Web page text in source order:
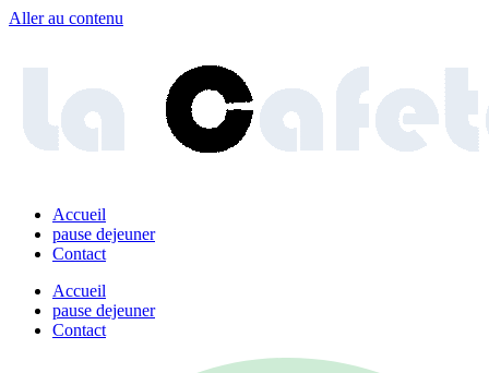
Aller au contenu
Accueil
pause dejeuner
Contact
Accueil
pause dejeuner
Contact